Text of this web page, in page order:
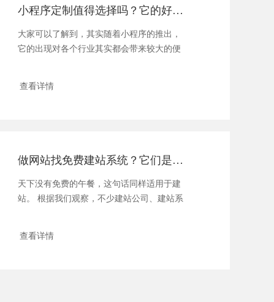
小程序定制值得选择吗？它的好处有哪些？
大家可以了解到，其实随着小程序的推出，
它的出现对各个行业其实都会带来较大的便
查看详情
做网站找免费建站系统？它们是如何收费的？
天下没有免费的午餐，这句话同样适用于建
站。 根据我们观察，不少建站公司、建站系
查看详情